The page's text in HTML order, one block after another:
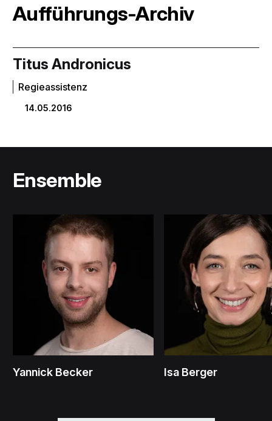
Aufführungs-Archiv
Titus Andronicus
Regieassistenz
14.05.2016
Ensemble
Yannick Becker Isa Berger